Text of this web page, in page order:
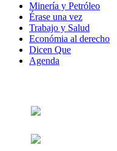
Minería y Petróleo
Érase una vez
Trabajo y Salud
Económia al derecho
Dicen Que
Agenda